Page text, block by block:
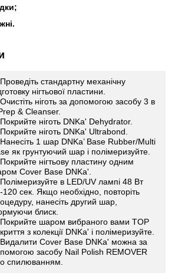
стандартну механічну
нігтьової пластини.
ніготь за допомогою засобу 3 в
& Cleanser.
ніготь DNKa' Dehydrator.
ніготь DNKa' Ultrabond.
1 шар DNKa’ Base Rubber/Multi
як грунтуючий шар і полімеризуйте.
нігтьову пластину одним
Cover Base DNKa'.
в LED/UV лампі 48 Вт
120 сек. Якщо необхідно, повторіть
нанесіть другий шар,
блиск.
шаром вибраного вами TOP
з колекції DNKa' і полімеризуйте.
Cover Base DNKa' можна за
засобу Nail Polish REMOVER
спилюванням.